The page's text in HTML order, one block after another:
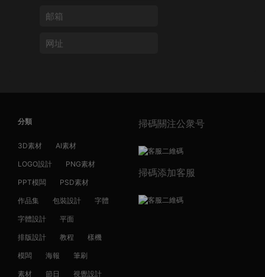
分類
3D素材 AI素材
LOGO設計 PNG素材
PPT模闆 PSD素材
作品集 包裝設計 字體
字體設計 平面
排版設計 教程 樣機
模闆 海報 筆刷
素材 節日 視覺設計
掃碼關注公衆号
掃碼添加客服